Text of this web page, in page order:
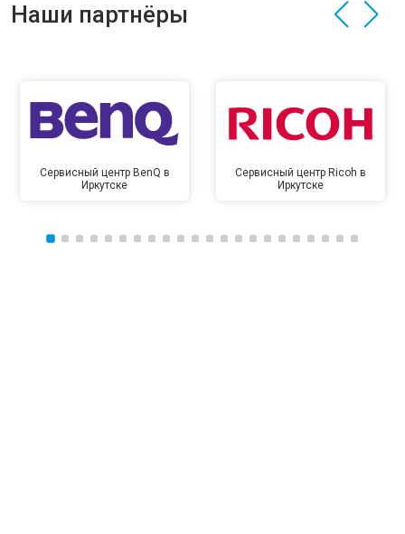
Наши партнёры
Сервисный центр BenQ в
Иркутске
Сервисный центр Ricoh в
Иркутске